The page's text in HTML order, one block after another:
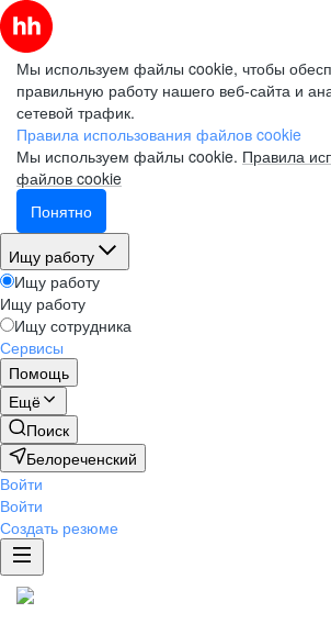
Мы используем файлы cookie, чтобы
правильную работу нашего веб-сайта и
сетевой трафик.
Правила использования файлов cookie
Мы используем файлы cookie. Правила
файлов cookie
Понятно
Ищу работу
Ищу работу
Ищу работу
Ищу сотрудника
Сервисы
Помощь
Ещё
Поиск
Белореченский
Войти
Войти
Создать резюме